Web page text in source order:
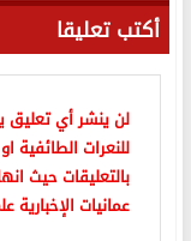
أكتب تعليقا
لن ينشر أي تعليق
للنعرات الطائفية
بالتعليقات حيث
عمانيات